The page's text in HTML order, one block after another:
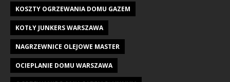
KOSZTY OGRZEWANIA DOMU GAZEM
KOTŁY JUNKERS WARSZAWA
NAGRZEWNICE OLEJOWE MASTER
OCIEPLANIE DOMU WARSZAWA